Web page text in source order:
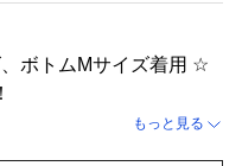
ボトムMサイズ着用 ☆
もっと見る